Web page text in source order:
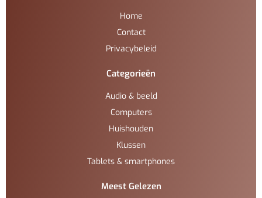
Home
Contact
Privacybeleid
Categorieën
Audio & beeld
Computers
Huishouden
Klussen
Tablets & smartphones
Meest Gelezen